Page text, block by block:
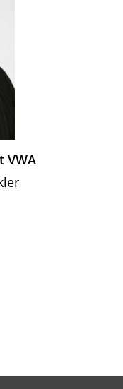
VWA